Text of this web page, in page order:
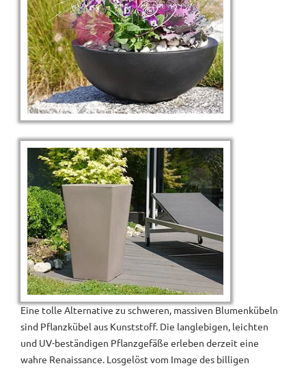
Eine tolle Alternative zu schweren, massiven Blumenkübeln
sind Pflanzkübel aus Kunststoff. Die langlebigen, leichten
und UV-beständigen Pflanzgefäße erleben derzeit eine
wahre Renaissance. Losgelöst vom Image des billigen